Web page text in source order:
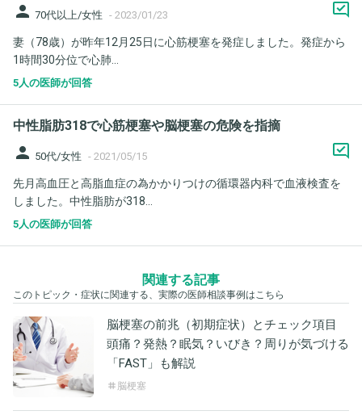
person 70代以上/女性 - 2023/01/23
妻（78歳）が昨年12月25日に心筋梗塞を発症しました。発症から
1時間30分位で心肺...
5人の医師が回答
中性脂肪318で心筋梗塞や脳梗塞の危険を指摘
person 50代/女性 - 2021/05/15
先月高血圧と高脂血症の為かかりつけの循環器内科で血液検査を
しました。中性脂肪が318...
5人の医師が回答
関連する記事
このトピック・症状に関連する、実際の医師相談事例はこちら
脳梗塞の前兆（初期症状）とチェック項目
頭痛？発熱？眠気？いびき？周りが気づける
「FAST」も解説
脳梗塞